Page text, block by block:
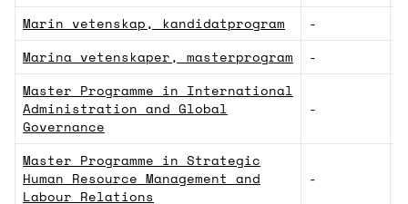
Marin vetenskap, kandidatprogram -
Marina vetenskaper, masterprogram
-
Master Programme in International
Administration and Global
Governance
-
Master Programme in Strategic
Human Resource Management and
Labour Relations
-